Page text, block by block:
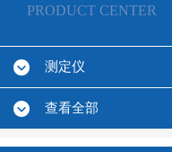
PRODUCT CENTER
测定仪
查看全部